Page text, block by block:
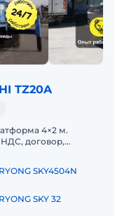
TZ20A
4×2 м.
договор,
SKY4504N
SKY 32